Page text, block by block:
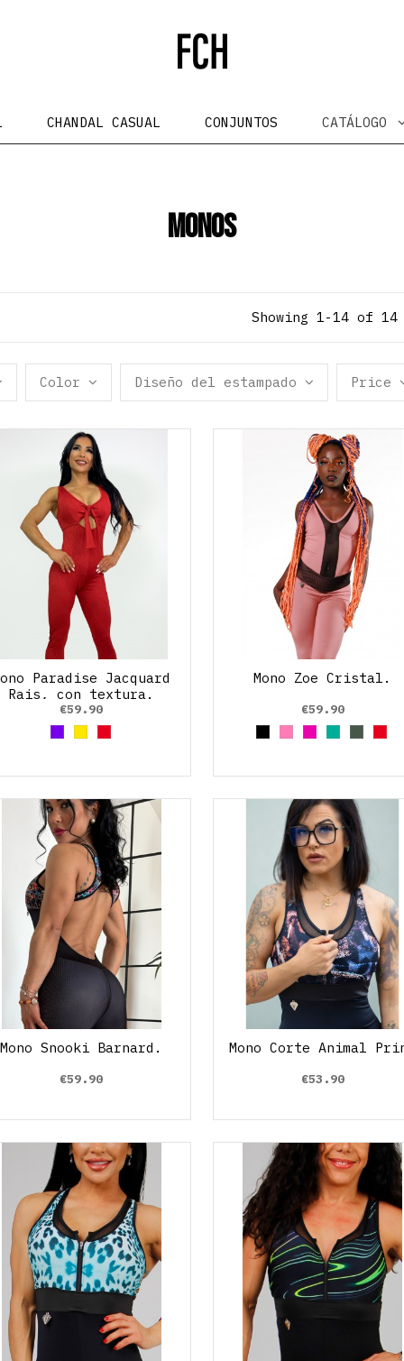
CHANDAL CASUAL CONJUNTOS CATÁLOGO
Monos
Showing 1-14 of
Color Diseño del estampado Price
Paradise Jacquard
Rais, con textura.
€59.90
Morado
Yellow
Red
Mono Zoe Cristal.
€59.90
BlackRosa claro
Fucsia
Verde Red
Mono Snooki Barnard.
€59.90
Mono Corte Animal
€53.90